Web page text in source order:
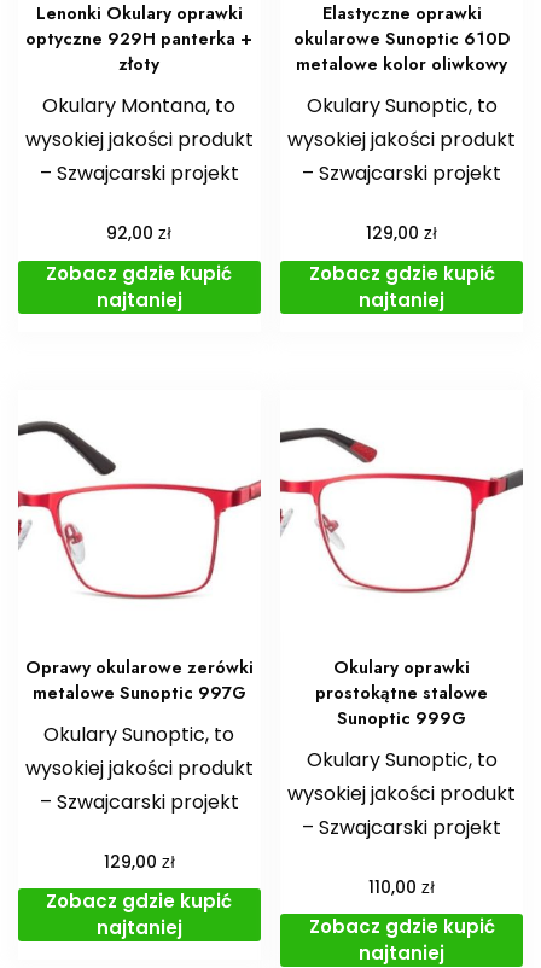
Lenonki Okulary oprawki
optyczne 929H panterka +
złoty
Okulary Montana, to
wysokiej jakości produkt
– Szwajcarski projekt
92,00zł
Zobacz gdzie kupić
najtaniej
Elastyczne oprawki
okularowe Sunoptic 610D
metalowe kolor oliwkowy
Okulary Sunoptic, to
wysokiej jakości produkt
– Szwajcarski projekt
129,00zł
Zobacz gdzie kupić
najtaniej
Oprawy okularowe zerówki
metalowe Sunoptic 997G
Okulary Sunoptic, to
wysokiej jakości produkt
– Szwajcarski projekt
129,00 zł
Zobacz gdzie kupić
najtaniej
Okulary oprawki
prostokątne stalowe
Sunoptic 999G
Okulary Sunoptic, to
wysokiej jakości produkt
– Szwajcarski projekt
110,00zł
Zobacz gdzie kupić
najtaniej